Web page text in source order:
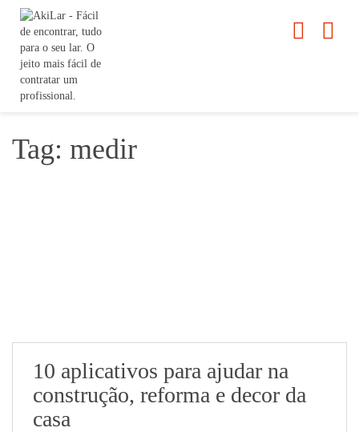
Tag: medir
10 aplicativos para ajudar na
construção, reforma e decor da
casa